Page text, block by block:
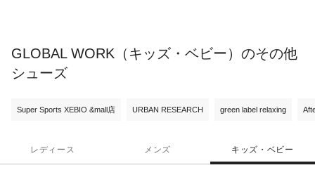
GLOBAL WORK（キッズ・ベビー）のその他
シューズ
Super Sports XEBIO &mall店 URBAN RESEARCH green label relaxing
レディース メンズ キッズ・ベビー